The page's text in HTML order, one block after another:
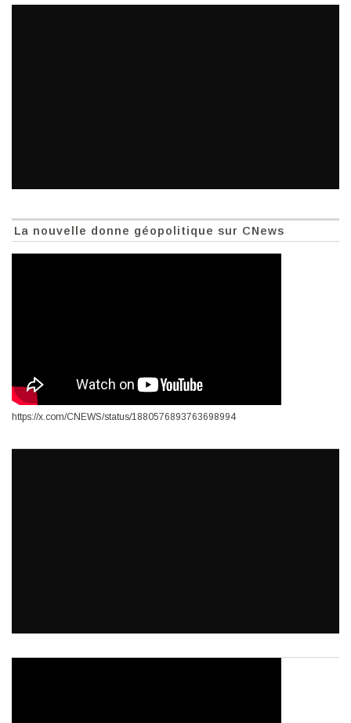
La nouvelle donne géopolitique sur CNews
https://x.com/CNEWS/status/1880576893763698994